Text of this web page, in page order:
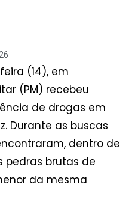
(14), em
(PM) recebeu
de drogas em
Durante as buscas
dentro de
pedras brutas de
da mesma